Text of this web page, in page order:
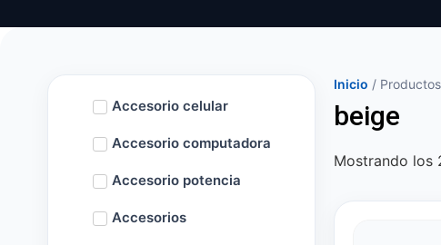
Accesorio celular
Accesorio computadora
Accesorio potencia
Accesorios
Inicio /
beige
Mostrando los